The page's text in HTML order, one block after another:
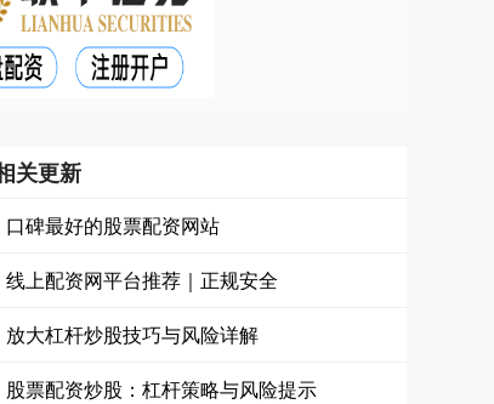
关更新
口碑最好的股票配资网站
线上配资网平台推荐｜正规安全
放大杠杆炒股技巧与风险详解
股票配资炒股：杠杆策略与风险提示